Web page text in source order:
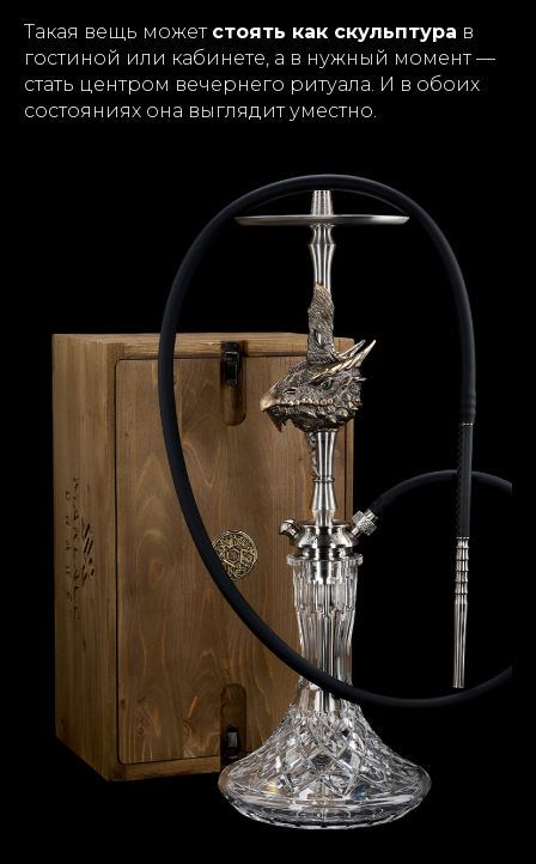
Такая вещь может стоять как скульптура в
гостиной или кабинете, а в нужный момент —
стать центром вечернего ритуала. И в обоих
состояниях она выглядит уместно.